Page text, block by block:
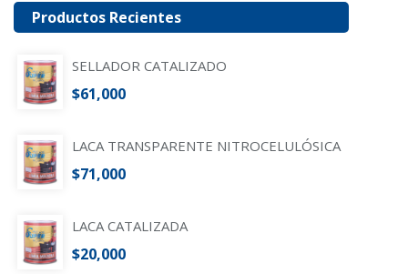
Productos Recientes
SELLADOR CATALIZADO
$61,000
LACA TRANSPARENTE NITROCELULÓSICA
$71,000
LACA CATALIZADA
$20,000